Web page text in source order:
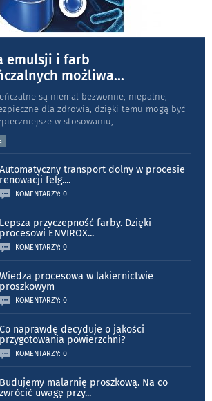
emulsji i farb
możliwa...
są niemal bezwonne, niepalne,
dla zdrowia, dzięki temu mogą być
w stosowaniu,
Automatyczny transport dolny w procesie
renowacji felg....
KOMENTARZY: 0
Lepsza przyczepność farby. Dzięki
procesowi ENVIROX...
KOMENTARZY: 0
Wiedza procesowa w lakiernictwie
proszkowym
KOMENTARZY: 0
Co naprawdę decyduje o jakości
przygotowania powierzchni?
KOMENTARZY: 0
Budujemy malarnię proszkową. Na co
zwrócić uwagę przy...